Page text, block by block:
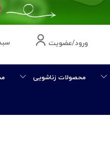
ورود/عضویت
محصولات زناشویی